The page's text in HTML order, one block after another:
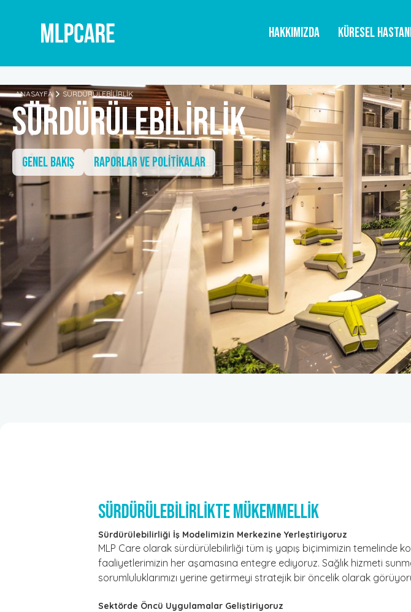
HAKKIMIZDA KÜRESEL
ANASAYFA SÜRDÜRÜLEBİLİRLİK
SÜRDÜRÜLEBİLİRLİK
GENEL BAKIŞ RAPORLAR VE POLİTİKALAR
SÜRDÜRÜLEBİLİRLİKTE MÜKEMMELLİK
Sürdürülebilirliği İş Modelimizin Merkezine Yerleştiriyoruz
MLP Care olarak sürdürülebilirliği tüm iş yapış biçimimizin temelinde
faaliyetlerimizin her aşamasına entegre ediyoruz. Sağlık hizmeti
sorumluluklarımızı yerine getirmeyi stratejik bir öncelik olarak
Sektörde Öncü Uygulamalar Geliştiriyoruz